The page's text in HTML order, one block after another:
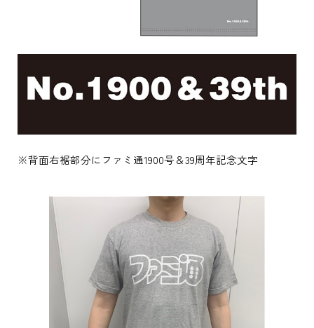
※背面右裾部分にファミ通1900号＆39周年記念文字